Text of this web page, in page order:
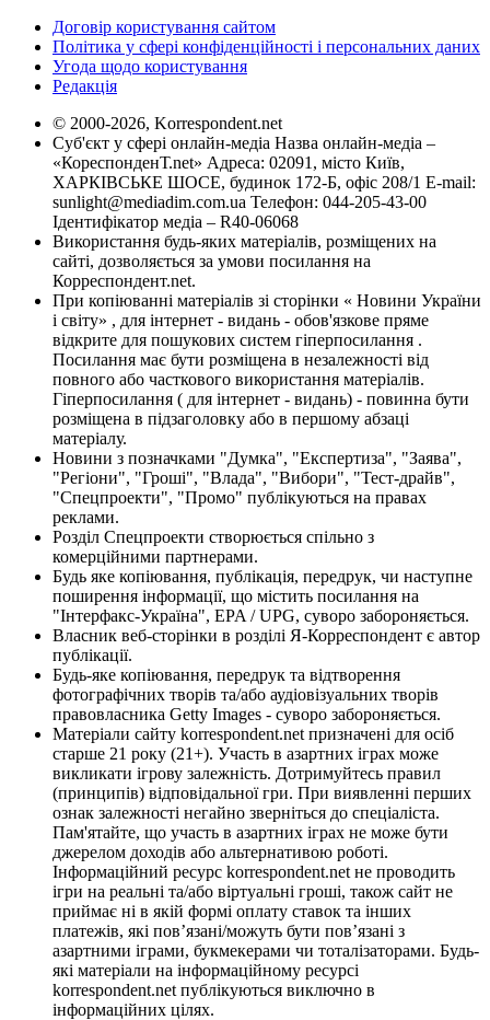
Договір користування сайтом
Політика у сфері конфіденційності і персональних даних
Угода щодо користування
Редакція
© 2000-2026, Korrespondent.net
Суб'єкт у сфері онлайн-медіа Назва онлайн-медіа –
«КореспонденТ.net» Адреса: 02091, місто Київ,
ХАРКІВСЬКЕ ШОСЕ, будинок 172-Б, офіс 208/1 E-mail:
sunlight@mediadim.com.ua Телефон: 044-205-43-00
Ідентифікатор медіа – R40-06068
Використання будь-яких матеріалів, розміщених на
сайті, дозволяється за умови посилання на
Корреспондент.net.
При копіюванні матеріалів зі сторінки « Новини України
і світу» , для інтернет - видань - обов'язкове пряме
відкрите для пошукових систем гіперпосилання .
Посилання має бути розміщена в незалежності від
повного або часткового використання матеріалів.
Гіперпосилання ( для інтернет - видань) - повинна бути
розміщена в підзаголовку або в першому абзаці
матеріалу.
Новини з позначками "Думка", "Експертиза", "Заява",
"Регіони", "Гроші", "Влада", "Вибори", "Тест-драйв",
"Спецпроекти", "Промо" публікуються на правах
реклами.
Розділ Спецпроекти створюється спільно з
комерційними партнерами.
Будь яке копіювання, публікація, передрук, чи наступне
поширення інформації, що містить посилання на
"Інтерфакс-Україна", EPA / UPG, суворо забороняється.
Власник веб-сторінки в розділі Я-Корреспондент є автор
публікації.
Будь-яке копіювання, передрук та відтворення
фотографічних творів та/або аудіовізуальних творів
правовласника Getty Images - суворо забороняється.
Матеріали сайту korrespondent.net призначені для осіб
старше 21 року (21+). Участь в азартних іграх може
викликати ігрову залежність. Дотримуйтесь правил
(принципів) відповідальної гри. При виявленні перших
ознак залежності негайно зверніться до спеціаліста.
Пам'ятайте, що участь в азартних іграх не може бути
джерелом доходів або альтернативою роботі.
Інформаційний ресурс korrespondent.net не проводить
ігри на реальні та/або віртуальні гроші, також сайт не
приймає ні в якій формі оплату ставок та інших
платежів, які пов’язані/можуть бути пов’язані з
азартними іграми, букмекерами чи тоталізаторами. Будь-
які матеріали на інформаційному ресурсі
korrespondent.net публікуються виключно в
інформаційних цілях.